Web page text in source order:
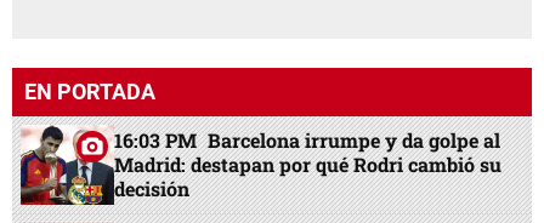
EN PORTADA
16:03 PM Barcelona irrumpe y da golpe al
Madrid: destapan por qué Rodri cambió su
decisión